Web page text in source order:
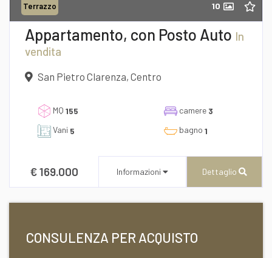
Desidero Visionare L'Immobile
dichiaro di aver preso visione e compreso
l'informativa sulla privacy
Terrazzo 10
Appartamento, con Posto Auto In
vendita
San Pietro Clarenza, Centro
MQ 155 camere 3
Vani 5 bagno 1
€ 169.000 Informazioni Dettaglio
CONSULENZA PER ACQUISTO